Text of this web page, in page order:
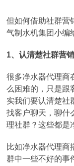
但如何借助社群营
气制水机集团小编
1、认清楚社群营销
很多净水器代理商
么困难的，只是跟
实我们要认清楚社
找客户聊天，聊什
理社群？这些都是
比如净水器代理商
群中一些不好的事